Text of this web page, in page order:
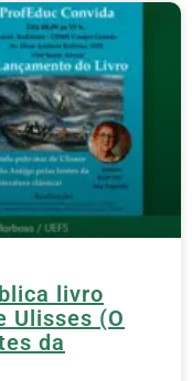
livro
Ulisses (O
da